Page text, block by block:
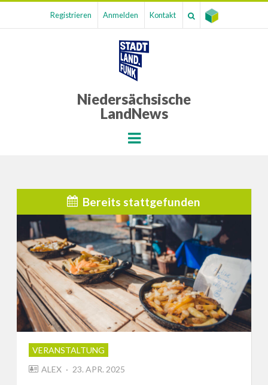
Registrieren Anmelden Kontakt
Niedersächsische
LandNews
Menu
Bereits stattgefunden
VERANSTALTUNG
ALEX
POSTED
23. APR. 2025